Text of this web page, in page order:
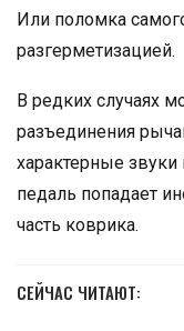
Или поломка
разгерметизацией.
В редких случаях
разъединения
характерные
педаль попадает
часть коврика.
СЕЙЧАС ЧИТАЮТ: